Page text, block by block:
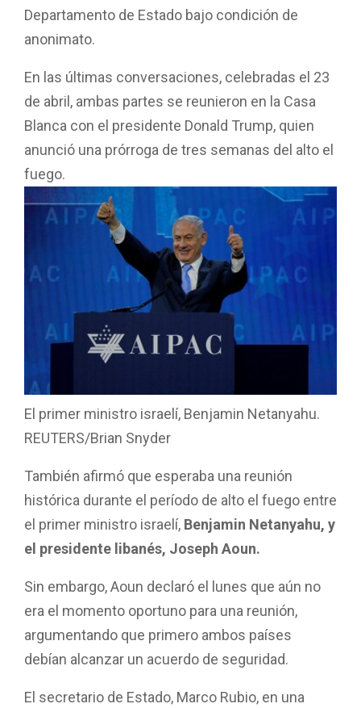
Departamento de Estado bajo condición de
anonimato.
En las últimas conversaciones, celebradas el 23
de abril, ambas partes se reunieron en la Casa
Blanca con el presidente Donald Trump, quien
anunció una prórroga de tres semanas del alto el
fuego.
El primer ministro israelí, Benjamin Netanyahu.
REUTERS/Brian Snyder
También afirmó que esperaba una reunión
histórica durante el período de alto el fuego entre
el primer ministro israelí, Benjamin Netanyahu, y
el presidente libanés, Joseph Aoun.
Sin embargo, Aoun declaró el lunes que aún no
era el momento oportuno para una reunión,
argumentando que primero ambos países
debían alcanzar un acuerdo de seguridad.
El secretario de Estado, Marco Rubio, en una